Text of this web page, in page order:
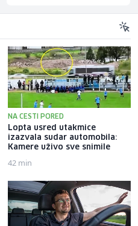
NA CESTI PORED
Lopta usred utakmice
izazvala sudar automobila:
Kamere uživo sve snimile
42 min